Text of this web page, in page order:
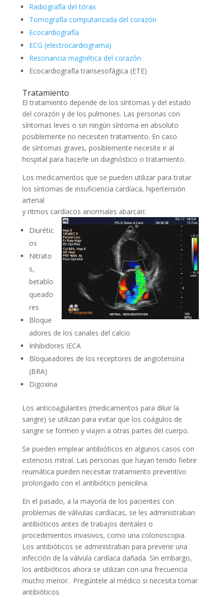
Radiografía del tórax
Tomografía computarizada del corazón
Ecocardiografía
ECG (electrocardiograma)
Resonancia magnética del corazón
Ecocardiografía transesofágica (ETE)
Tratamiento
El tratamiento depende de los síntomas y del estado
del corazón y de los pulmones. Las personas con
síntomas leves o sin ningún síntoma en absoluto
posiblemente no necesiten tratamiento. En caso
de síntomas graves, posiblemente necesite ir al
hospital para hacerle un diagnóstico o tratamiento.
Los medicamentos que se pueden utilizar para tratar
los síntomas de insuficiencia cardíaca, hipertensión
arterial
y ritmos cardíacos anormales abarcan:
Diurétic
os
Nitrato
s,
betablo
queado
res
Bloque
adores de los canales del calcio
Inhibidores IECA
Bloqueadores de los receptores de angiotensina
(BRA)
Digoxina
Los anticoagulantes (medicamentos para diluir la
sangre) se utilizan para evitar que los coágulos de
sangre se formen y viajen a otras partes del cuerpo.
Se pueden emplear antibióticos en algunos casos con
estenosis mitral. Las personas que hayan tenido fiebre
reumática pueden necesitar tratamiento preventivo
prolongado con el antibiótico penicilina.
En el pasado, a la mayoría de los pacientes con
problemas de válvulas cardíacas, se les administraban
antibióticos antes de trabajos dentales o
procedimientos invasivos, como una colonoscopia.
Los antibióticos se administraban para prevenir una
infección de la válvula cardíaca dañada. Sin embargo,
los antibióticos ahora se utilizan con una frecuencia
mucho menor. Pregúntele al médico si necesita tomar
antibióticos.